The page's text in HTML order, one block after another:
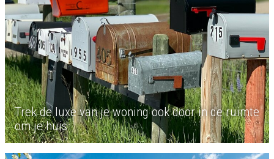
Trek de luxe van je woning ook door in de ruimte
om je huis